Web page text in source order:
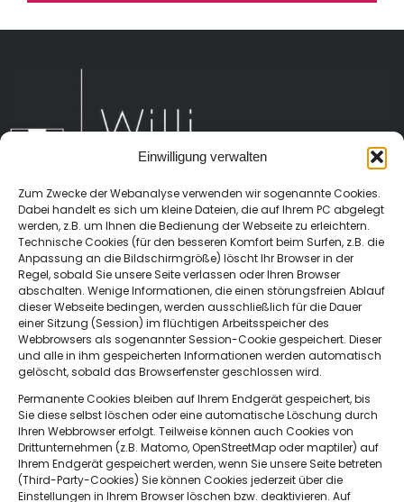
Einwilligung verwalten
Zum Zwecke der Webanalyse verwenden wir sogenannte Cookies.
Dabei handelt es sich um kleine Dateien, die auf Ihrem PC abgelegt
werden, z.B. um Ihnen die Bedienung der Webseite zu erleichtern.
Technische Cookies (für den besseren Komfort beim Surfen, z.B. die
Anpassung an die Bildschirmgröße) löscht Ihr Browser in der
Regel, sobald Sie unsere Seite verlassen oder Ihren Browser
abschalten. Wenige Informationen, die einen störungsfreien Ablauf
dieser Webseite bedingen, werden ausschließlich für die Dauer
einer Sitzung (Session) im flüchtigen Arbeitsspeicher des
Webbrowsers als sogenannter Session-Cookie gespeichert. Dieser
und alle in ihm gespeicherten Informationen werden automatisch
gelöscht, sobald das Browserfenster geschlossen wird.
Permanente Cookies bleiben auf Ihrem Endgerät gespeichert, bis
Sie diese selbst löschen oder eine automatische Löschung durch
Ihren Webbrowser erfolgt. Teilweise können auch Cookies von
Drittunternehmen (z.B. Matomo, OpenStreetMap oder maptiler) auf
Ihrem Endgerät gespeichert werden, wenn Sie unsere Seite betreten
(Third-Party-Cookies) Sie können Cookies jederzeit über die
Einstellungen in Ihrem Browser löschen bzw. deaktivieren. Auf
Sachsenweg 3
66121 Saarbrücken
0681 6683511